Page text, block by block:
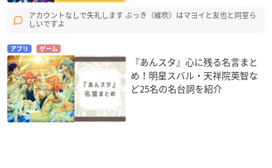
アカウントなしで失礼します ぶっき（維吹）はマヨイと友也と同室ら
しいですよ
アプリ ゲーム
『あんスタ』心に残る名言まと
め！明星スバル・天祥院英智な
ど25名の名台詞を紹介